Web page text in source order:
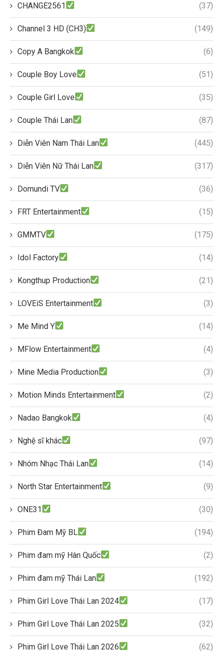
CHANGE2561 (37)
Channel 3 HD (CH3) (149)
Copy A Bangkok (6)
Couple Boy Love (51)
Couple Girl Love (35)
Couple Thái Lan (87)
Diễn Viên Nam Thái Lan (445)
Diễn Viên Nữ Thái Lan (317)
Domundi TV (36)
FRT Entertainment (15)
GMMTV (175)
Idol Factory (14)
Kongthup Production (21)
LOVEiS Entertainment (3)
Me Mind Y (14)
MFlow Entertainment (4)
Mine Media Production (3)
Motion Minds Entertainment (2)
Nadao Bangkok (4)
Nghệ sĩ khác (97)
Nhóm Nhạc Thái Lan (14)
North Star Entertainment (9)
ONE31 (30)
Phim Đam Mỹ BL (194)
Phim đam mỹ Hàn Quốc (2)
Phim đam mỹ Thái Lan (192)
Phim Girl Love Thái Lan 2024 (17)
Phim Girl Love Thái Lan 2025 (32)
Phim Girl Love Thái Lan 2026 (62)